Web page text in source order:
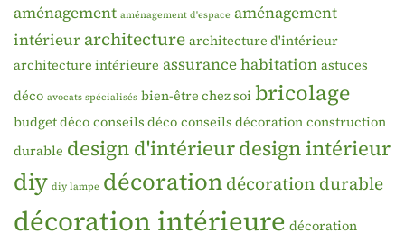
aménagement aménagement d'espace aménagement
intérieur architecture architecture d'intérieur
architecture intérieure assurance habitation astuces
déco avocats spécialisés bien-être chez soi bricolage
budget déco conseils déco conseils décoration construction
durable design d'intérieurdesign intérieur
diy diy lampe décorationdécoration durable
décoration intérieure décoration